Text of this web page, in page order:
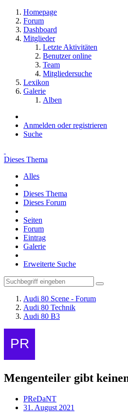
Homepage
Forum
Dashboard
Mitglieder
Letzte Aktivitäten
Benutzer online
Team
Mitgliedersuche
Lexikon
Galerie
Alben
Anmelden oder registrieren
Suche
Dieses Thema
Alles
Dieses Thema
Dieses Forum
Seiten
Forum
Eintrag
Galerie
Erweiterte Suche
Audi 80 Scene - Forum
Audi 80 Technik
Audi 80 B3
Mengenteiler gibt
PReDaNT
31. August 2021